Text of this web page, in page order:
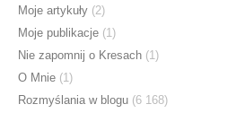
Moje artykuły (2)
Moje publikacje (1)
Nie zapomnij o Kresach (1)
O Mnie (1)
Rozmyślania w blogu (6 168)